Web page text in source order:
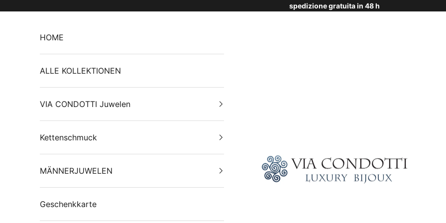
spedizione gratuita in 48 h
Via Condotti Store
HOME
ALLE KOLLEKTIONEN
VIA CONDOTTI Juwelen
Kettenschmuck
MÄNNERJUWELEN
Geschenkkarte